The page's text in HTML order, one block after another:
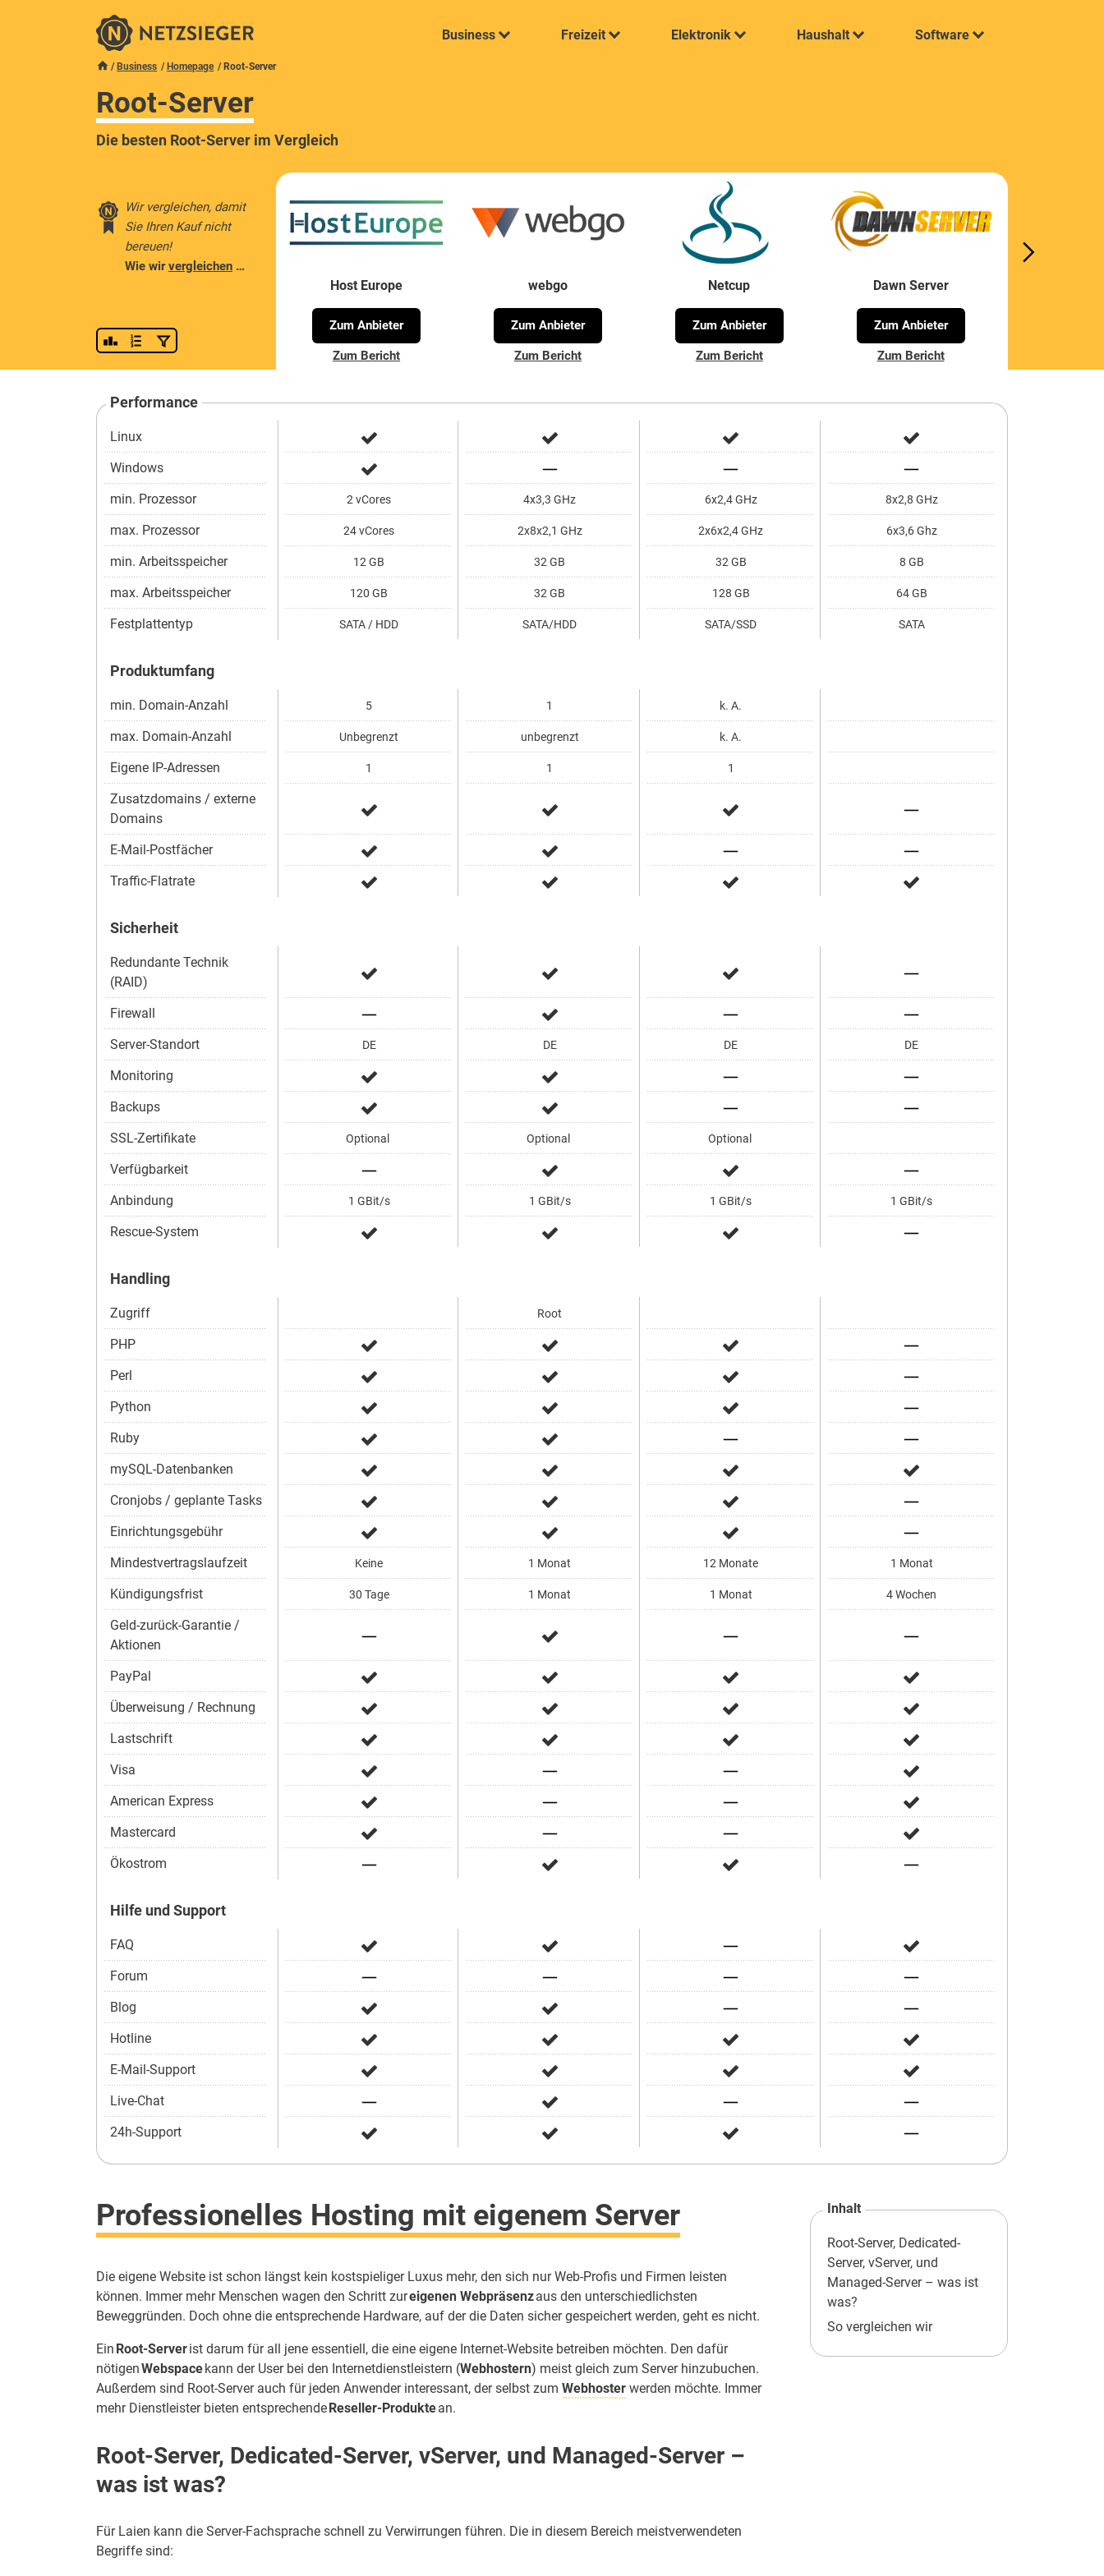
Business Freizeit Elektronik Haushalt Software
Business Homepage Root-Server
Root-Server
Die besten Root-Server im Vergleich
Wir vergleichen, damit
Sie Ihren Kauf nicht
bereuen!
Wie wirvergleichen …
Host Europe
Zum Anbieter
Zum Bericht
webgo
Zum Anbieter
Zum Bericht
Netcup
Zum Anbieter
Zum Bericht
Dawn Server
Zum Anbieter
Zum Bericht
Performance
Linux
Windows
min. Prozessor
max. Prozessor
min. Arbeitsspeicher
max. Arbeitsspeicher
Festplattentyp
Produktumfang
min. Domain-Anzahl
max. Domain-Anzahl
Eigene IP-Adressen
Zusatzdomains / externe
Domains
E-Mail-Postfächer
Traffic-Flatrate
Sicherheit
Redundante Technik
(RAID)
Firewall
Server-Standort
Monitoring
Backups
SSL-Zertifikate
Verfügbarkeit
Anbindung
Rescue-System
Handling
Zugriff
PHP
Perl
Python
Ruby
mySQL-Datenbanken
Cronjobs / geplante Tasks
Einrichtungsgebühr
Mindestvertragslaufzeit
Kündigungsfrist
Geld-zurück-Garantie /
Aktionen
PayPal
Überweisung / Rechnung
Lastschrift
Visa
American Express
Mastercard
Ökostrom
Hilfe und Support
FAQ
Forum
Blog
Hotline
E-Mail-Support
Live-Chat
24h-Support
2 vCores
24 vCores
12 GB
120 GB
SATA / HDD
5
Unbegrenzt
1
DE
Optional
1 GBit/s
Keine
30 Tage
4x3,3 GHz
2x8x2,1 GHz
32 GB
32 GB
SATA/HDD
1
unbegrenzt
1
DE
Optional
1 GBit/s
Root
1 Monat
1 Monat
6x2,4 GHz
2x6x2,4 GHz
32 GB
128 GB
SATA/SSD
k. A.
k. A.
1
DE
Optional
1 GBit/s
12 Monate
1 Monat
8x2,8 GHz
6x3,6 Ghz
8 GB
64 GB
SATA
DE
1 GBit/s
1 Monat
4 Wochen
Professionelles Hosting mit eigenem Server
Die eigene Website ist schon längst kein kostspieliger Luxus mehr, den sich nur Web-Profis und Firmen leisten
können. Immer mehr Menschen wagen den Schritt zureigenen Webpräsenzaus den unterschiedlichsten
Beweggründen. Doch ohne die entsprechende Hardware, auf der die Daten sicher gespeichert werden, geht es nicht.
Ein Root-Serverist darum für all jene essentiell, die eine eigene Internet-Website betreiben möchten. Den dafür
nötigenWebspace kann der User bei den Internetdienstleistern (Webhostern) meist gleich zum Server hinzubuchen.
Außerdem sind Root-Server auch für jeden Anwender interessant, der selbst zum Webhoster werden möchte. Immer
mehr Dienstleister bieten entsprechende Reseller-Produktean.
Root-Server, Dedicated-Server, vServer, und Managed-Server –
was ist was?
Für Laien kann die Server-Fachsprache schnell zu Verwirrungen führen. Die in diesem Bereich meistverwendeten
Begriffe sind:
Inhalt
Root-Server, Dedicated-
Server, vServer, und
Managed-Server – was ist
was?
So vergleichen wir